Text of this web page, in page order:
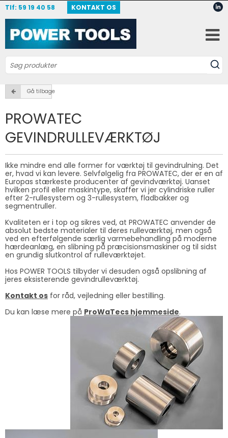
Tlf: 59 19 40 58 KONTAKT OS
Gå tilbage
PROWATEC
GEVINDRULLEVÆRKTØJ
Ikke mindre end alle former for værktøj til gevindrulning. Det
er, hvad vi kan levere. Selvfølgelig fra PROWATEC, der er en af
Europas stærkeste producenter af gevindværktøj. Uanset
hvilken profil eller maskintype, skaffer vi jer cylindriske ruller
efter 2-rullesystem og 3-rullesystem, fladbakker og
segmentruller.
Kvaliteten er i top og sikres ved, at PROWATEC anvender de
absolut bedste materialer til deres rulleværktøj, men også
ved en efterfølgende særlig varmebehandling på moderne
hærdeanlæg, en slibning på præcisionsmaskiner og til sidst
en grundig slutkontrol af rulleværktøjet.
Hos POWER TOOLS tilbyder vi desuden også opslibning af
jeres eksisterende gevindrulleværktøj.
Kontakt os for råd, vejledning eller bestilling.
Du kan læse mere på ProWaTecs hjemmeside.